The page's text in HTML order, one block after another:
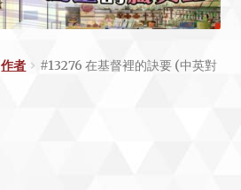
作者
#13276 在基督裡的訣要 (中英對